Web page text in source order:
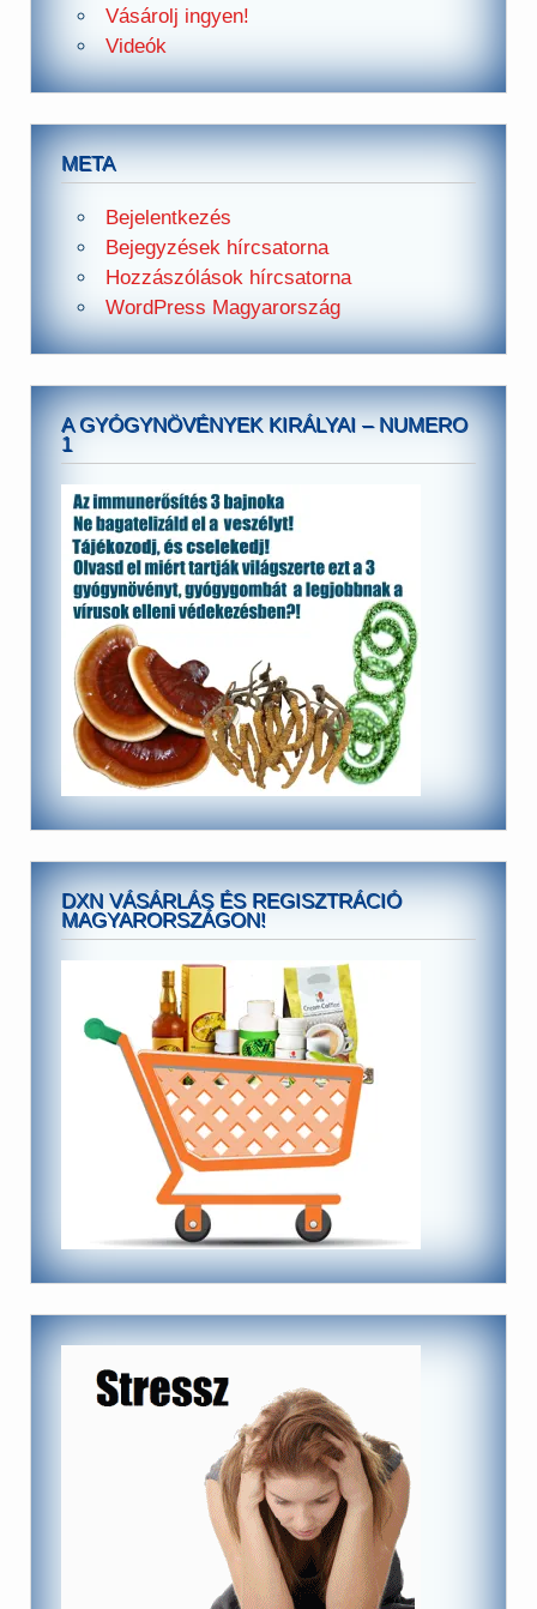
Vásárolj ingyen!
Videók
META
Bejelentkezés
Bejegyzések hírcsatorna
Hozzászólások hírcsatorna
WordPress Magyarország
A GYÓGYNÖVÉNYEK KIRÁLYAI – NUMERO
1
DXN VÁSÁRLÁS ÉS REGISZTRÁCIÓ
MAGYARORSZÁGON!